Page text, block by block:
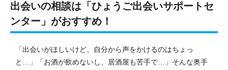
出会いの相談は「ひょうご出会いサポートセ
ンター」がおすすめ！
「出会いがほしいけど、自分から声をかけるのはちょっ
と…」「お酒が飲めないし、居酒屋も苦手で…」そんな奥手